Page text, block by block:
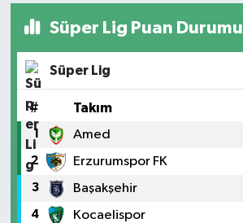
Süper Lig Puan Durumu
Süper Lig
# Takım
1 Amed
2 Erzurumspor FK
3 Başakşehir
4 Kocaelispor